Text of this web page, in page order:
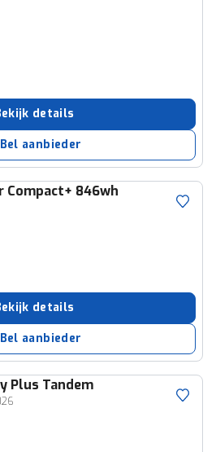
details
Bel aanbieder
Compact+ 846wh
details
Bel aanbieder
Plus Tandem